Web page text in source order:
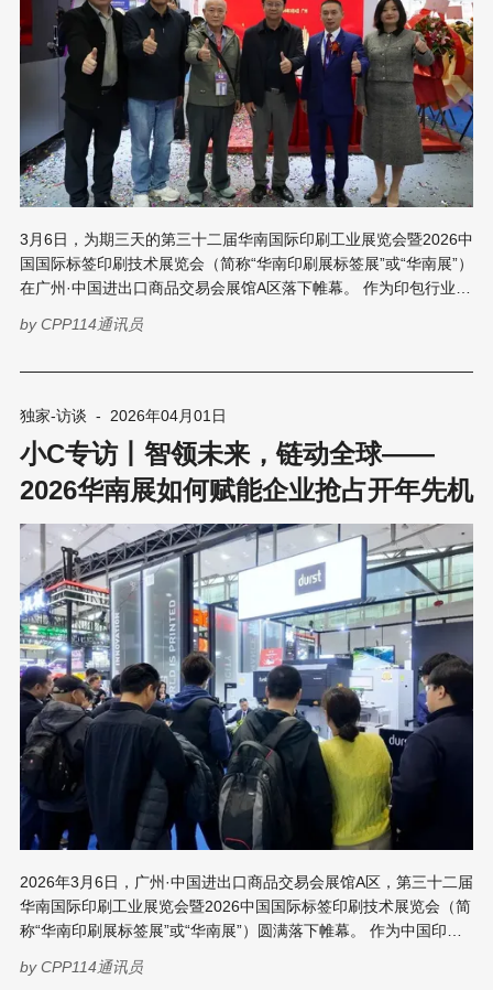
3月6日，为期三天的第三十二届华南国际印刷工业展览会暨2026中
国国际标签印刷技术展览会（简称“华南印刷展标签展”或“华南展”）
在广州·中国进出口商品交易会展馆A区落下帷幕。 作为印包行业开
13万+专业观众的规模，全面贯通印刷、标签、包装全产业链。本
（以下简称“阿诺捷”）携多款高性能数码喷印设备重磅登陆，并举
在繁忙的展会间隙，阿诺捷总经理王策鑫接受了CPP114记者苏苏
专访，围绕公司22年技术积淀、本次展出的四款设备技术亮点、市
场战略及行业趋势等话题进行了深度分享。 从“用得起”到“用得好”
广东阿诺捷喷墨科技有限公司创立于2004年，是专注智能数码喷墨
装备、溯源数字技术、环保油墨的专精特新企业，集研发、生产、
销售、服务于一体。总部设在粤港澳大湾区松山湖高新技术产业开
发区，拥有超1.2万㎡智造基地，汇聚200+
byCPP114通讯员
独家-访谈 - 2026年04月01日
小C专访丨智领未来，链动全球——
2026华南展如何赋能企业抢占开年先机
2026年3月6日，广州·中国进出口商品交易会展馆A区，第三十二届
华南国际印刷工业展览会暨2026中国国际标签印刷技术展览会（简
称“华南印刷展标签展”或“华南展”）圆满落下帷幕。 作为中国印刷
强大阵容全景呈现了印刷包装产业向“新”而行、向“质”而兴的澎湃活
byCPP114通讯员